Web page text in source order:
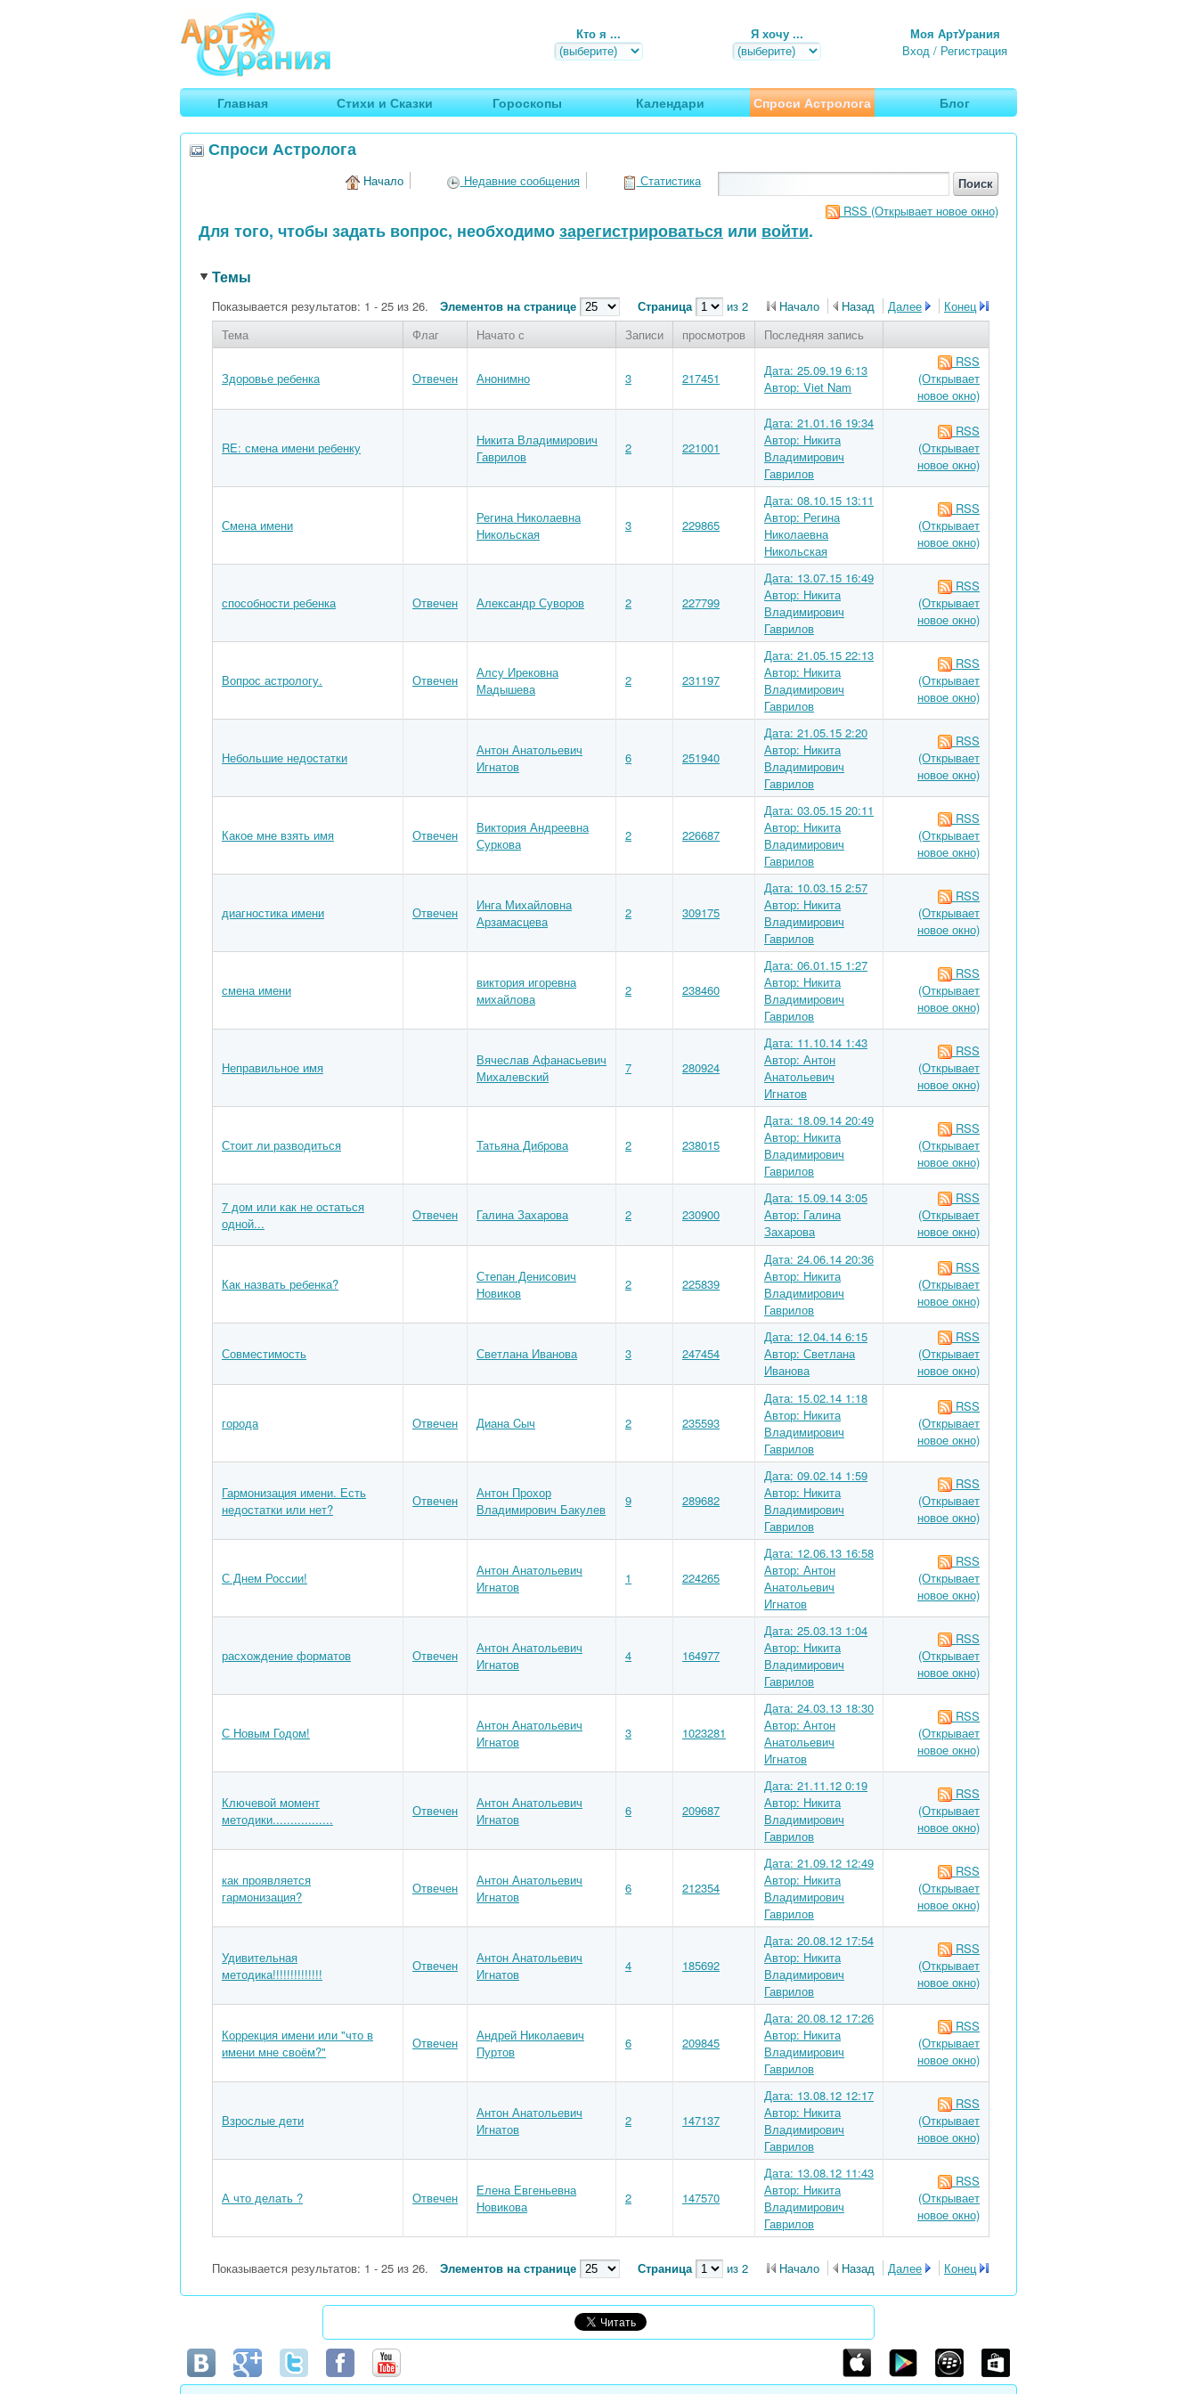
АртУрания
Умные гороскопы, творчество, путешествия
Кто я ... Я хочу ...
Моя АртУрания
Вход / Регистрация
Главная Стихи и Сказки Гороскопы Календари Спроси Астролога Блог
Спроси Астролога
Начало Недавние сообщения
Статистика
RSS (Открывает новое окно)
Для того, чтобы задать вопрос, необходимозарегистрироваться или войти.
Темы
Показывается результатов: 1 - 25 из 26. Элементов на странице Страница из 2 Начало Назад Далее
Конец
Тема
Флаг Начато с Записи просмотров Последняя запись
Здоровье ребенка Отвечен Анонимно 3 217451
Дата: 25.09.19 6:13
Автор: Viet Nam
RSS
(Открывает
новое окно)
RE: смена имени ребенку
Никита Владимирович
Гаврилов
2 221001
Дата: 21.01.16 19:34
Автор: Никита
Владимирович
Гаврилов
RSS
(Открывает
новое окно)
Смена имени
Регина Николаевна
Никольская
3 229865
Дата: 08.10.15 13:11
Автор: Регина
Николаевна
Никольская
RSS
(Открывает
новое окно)
способности ребенка Отвечен Александр Суворов 2 227799
Дата: 13.07.15 16:49
Автор: Никита
Владимирович
Гаврилов
RSS
(Открывает
новое окно)
Вопрос астрологу. Отвечен
Алсу Ирековна
Мадышева
2 231197
Дата: 21.05.15 22:13
Автор: Никита
Владимирович
Гаврилов
RSS
(Открывает
новое окно)
Небольшие недостатки
Антон Анатольевич
Игнатов
6 251940
Дата: 21.05.15 2:20
Автор: Никита
Владимирович
Гаврилов
RSS
(Открывает
новое окно)
Какое мне взять имя Отвечен
Виктория Андреевна
Суркова
2 226687
Дата: 03.05.15 20:11
Автор: Никита
Владимирович
Гаврилов
RSS
(Открывает
новое окно)
диагностика имени Отвечен
Инга Михайловна
Арзамасцева
2 309175
Дата: 10.03.15 2:57
Автор: Никита
Владимирович
Гаврилов
RSS
(Открывает
новое окно)
смена имени
виктория игоревна
михайлова
2 238460
Дата: 06.01.15 1:27
Автор: Никита
Владимирович
Гаврилов
RSS
(Открывает
новое окно)
Неправильное имя
Вячеслав Афанасьевич
Михалевский
7 280924
Дата: 11.10.14 1:43
Автор: Антон
Анатольевич
Игнатов
RSS
(Открывает
новое окно)
Стоит ли разводиться Татьяна Диброва 2 238015
Дата: 18.09.14 20:49
Автор: Никита
Владимирович
Гаврилов
RSS
(Открывает
новое окно)
7 дом или как не остаться
одной...
Отвечен Галина Захарова 2 230900
Дата: 15.09.14 3:05
Автор: Галина
Захарова
RSS
(Открывает
новое окно)
Как назвать ребенка?
Степан Денисович
Новиков
2 225839
Дата: 24.06.14 20:36
Автор: Никита
Владимирович
Гаврилов
RSS
(Открывает
новое окно)
Совместимость Светлана Иванова 3 247454
Дата: 12.04.14 6:15
Автор: Светлана
Иванова
RSS
(Открывает
новое окно)
города Отвечен Диана Cыч 2 235593
Дата: 15.02.14 1:18
Автор: Никита
Владимирович
Гаврилов
RSS
(Открывает
новое окно)
Гармонизация имени. Есть
недостатки или нет?
Отвечен
Антон Прохор
Владимирович Бакулев
9 289682
Дата: 09.02.14 1:59
Автор: Никита
Владимирович
Гаврилов
RSS
(Открывает
новое окно)
С Днем России!
Антон Анатольевич
Игнатов
1 224265
Дата: 12.06.13 16:58
Автор: Антон
Анатольевич
Игнатов
RSS
(Открывает
новое окно)
расхождение форматов Отвечен
Антон Анатольевич
Игнатов
4 164977
Дата: 25.03.13 1:04
Автор: Никита
Владимирович
Гаврилов
RSS
(Открывает
новое окно)
С Новым Годом!
Антон Анатольевич
Игнатов
3 1023281
Дата: 24.03.13 18:30
Автор: Антон
Анатольевич
Игнатов
RSS
(Открывает
новое окно)
Ключевой момент
методики.................
Отвечен
Антон Анатольевич
Игнатов
6 209687
Дата: 21.11.12 0:19
Автор: Никита
Владимирович
Гаврилов
RSS
(Открывает
новое окно)
как проявляется
гармонизация?
Отвечен
Антон Анатольевич
Игнатов
6 212354
Дата: 21.09.12 12:49
Автор: Никита
Владимирович
Гаврилов
RSS
(Открывает
новое окно)
Удивительная
методика!!!!!!!!!!!!!!
Отвечен
Антон Анатольевич
Игнатов
4 185692
Дата: 20.08.12 17:54
Автор: Никита
Владимирович
Гаврилов
RSS
(Открывает
новое окно)
Коррекция имени или "что в
имени мне своём?"
Отвечен
Андрей Николаевич
Пуртов
6 209845
Дата: 20.08.12 17:26
Автор: Никита
Владимирович
Гаврилов
RSS
(Открывает
новое окно)
Взрослые дети
Антон Анатольевич
Игнатов
2 147137
Дата: 13.08.12 12:17
Автор: Никита
Владимирович
Гаврилов
RSS
(Открывает
новое окно)
А что делать ? Отвечен
Елена Евгеньевна
Новикова
2 147570
Дата: 13.08.12 11:43
Автор: Никита
Владимирович
Гаврилов
RSS
(Открывает
новое окно)
Показывается результатов: 1 - 25 из 26. Элементов на странице Страница из 2 Начало Назад Далее Конец